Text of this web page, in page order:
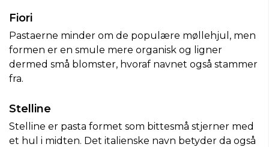
Fiori
Pastaerne minder om de populære møllehjul, men
formen er en smule mere organisk og ligner
dermed små blomster, hvoraf navnet også stammer
fra.
Stelline
Stelline er pasta formet som bittesmå stjerner med
et hul i midten. Det italienske navn betyder da også